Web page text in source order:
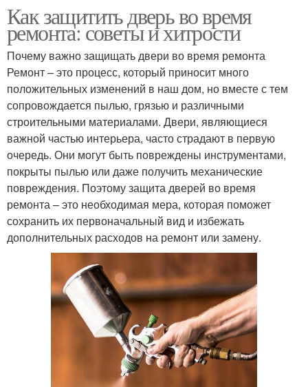
Как защитить дверь во время
ремонта: советы и хитрости
Почему важно защищать двери во время ремонта
Ремонт – это процесс, который приносит много
положительных изменений в наш дом, но вместе с тем
сопровождается пылью, грязью и различными
строительными материалами. Двери, являющиеся
важной частью интерьера, часто страдают в первую
очередь. Они могут быть повреждены инструментами,
покрыты пылью или даже получить механические
повреждения. Поэтому защита дверей во время
ремонта – это необходимая мера, которая поможет
сохранить их первоначальный вид и избежать
дополнительных расходов на ремонт или замену.